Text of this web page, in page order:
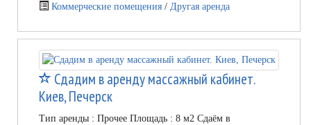
Коммерческие помещения / Другая аренда
Сдадим в аренду массажный кабинет.
Киев, Печерск
Тип аренды : Прочее Площадь : 8 м2 Сдаём в